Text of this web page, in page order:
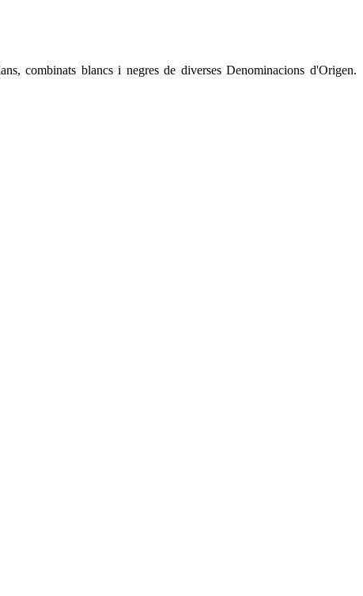
combinats blancs i negres de diverses Denominacions d'Origen.